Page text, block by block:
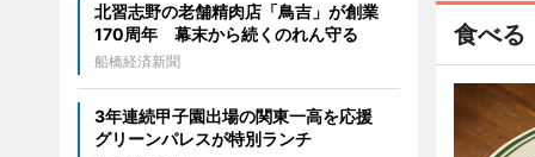
食べる
北習志野の老舗精肉店「鳥吉」が創業
170周年 幕末から続くのれん守る
船橋経済新聞
3年連続甲子園出場の関東一高を応援
グリーンパレスが特別ランチ